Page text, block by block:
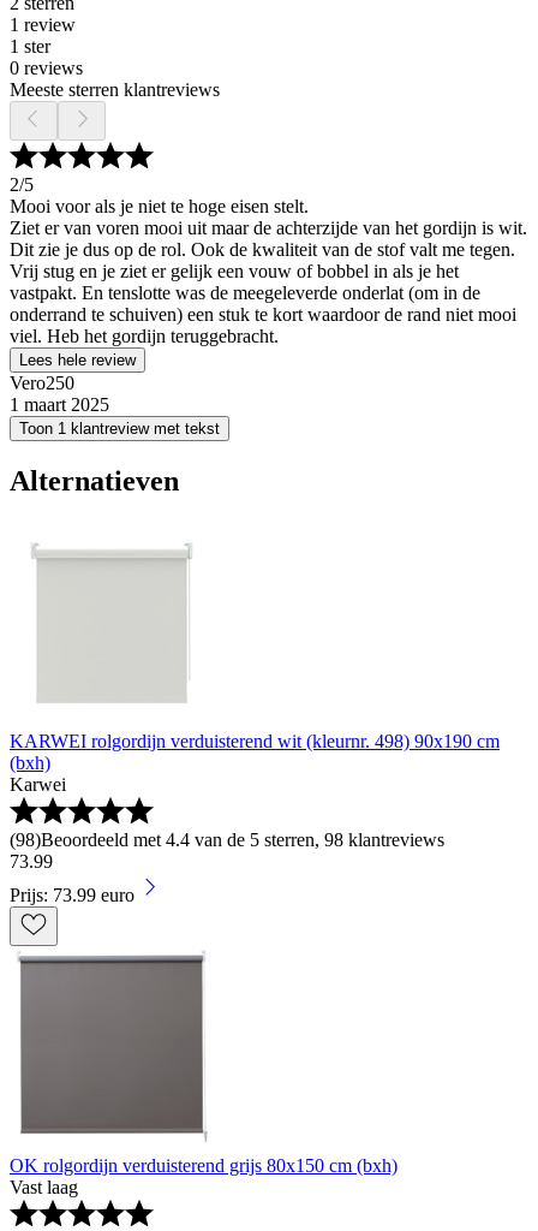
1 review
1 ster
0 reviews
Meeste sterren klantreviews
2/5
Mooi voor als je niet te hoge eisen stelt.
Ziet er van voren mooi uit maar de achterzijde van het gordijn is wit.
Dit zie je dus op de rol. Ook de kwaliteit van de stof valt me tegen.
Vrij stug en je ziet er gelijk een vouw of bobbel in als je het
vastpakt. En tenslotte was de meegeleverde onderlat (om in de
onderrand te schuiven) een stuk te kort waardoor de rand niet mooi
viel. Heb het gordijn teruggebracht.
Lees hele review
Vero250
1 maart 2025
Toon 1 klantreview met tekst
Alternatieven
KARWEI rolgordijn verduisterend wit (kleurnr. 498) 90x190 cm
(bxh)
Karwei
(98)Beoordeeld met 4.4 van de 5 sterren, 98 klantreviews
73.99
Prijs: 73.99 euro
OK rolgordijn verduisterend grijs 80x150 cm (bxh)
Vast laag